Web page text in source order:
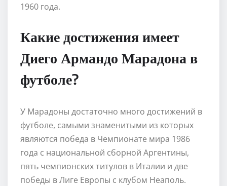
1960 года.
Какие достижения имеет
Диего Армандо Марадона в
футболе?
У Марадоны достаточно много достижений в
футболе, самыми знаменитыми из которых
являются победа в Чемпионате мира 1986
года с национальной сборной Аргентины,
пять чемпионских титулов в Италии и две
победы в Лиге Европы с клубом Неаполь.